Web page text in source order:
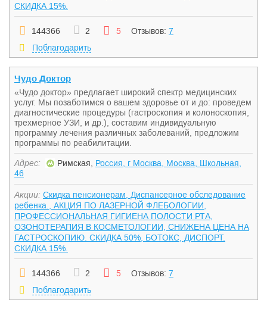
СКИДКА 15%.
144366 2 5 Отзывов: 7
Поблагодарить
Чудо Доктор
«Чудо доктор» предлагает широкий спектр медицинских
услуг. Мы позаботимся о вашем здоровье от и до: проведем
диагностические процедуры (гастроскопия и колоноскопия,
трехмерное УЗИ, и др.), составим индивидуальную
программу лечения различных заболеваний, предложим
программы по реабилитации.
Адрес: Римская, Россия, г Москва, Москва, Школьная,
46
Акции: Скидка пенсионерам, Диспансерное обследование
ребенка., АКЦИЯ ПО ЛАЗЕРНОЙ ФЛЕБОЛОГИИ,
ПРОФЕССИОНАЛЬНАЯ ГИГИЕНА ПОЛОСТИ РТА,
ОЗОНОТЕРАПИЯ В КОСМЕТОЛОГИИ, СНИЖЕНА ЦЕНА НА
ГАСТРОСКОПИЮ. СКИДКА 50%, БОТОКС, ДИСПОРТ.
СКИДКА 15%.
144366 2 5 Отзывов: 7
Поблагодарить